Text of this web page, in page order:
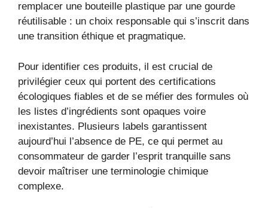
remplacer une bouteille plastique par une gourde
réutilisable : un choix responsable qui s’inscrit dans
une transition éthique et pragmatique.
Pour identifier ces produits, il est crucial de
privilégier ceux qui portent des certifications
écologiques fiables et de se méfier des formules où
les listes d’ingrédients sont opaques voire
inexistantes. Plusieurs labels garantissent
aujourd’hui l’absence de PE, ce qui permet au
consommateur de garder l’esprit tranquille sans
devoir maîtriser une terminologie chimique
complexe.